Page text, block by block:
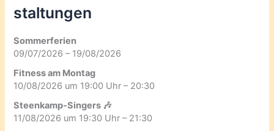
staltungen
Sommerferien
09/07/2026 – 19/08/2026
Fitness am Montag
10/08/2026 um 19:00 Uhr – 20:30
Steenkamp-Singers 🎶
11/08/2026 um 19:30 Uhr – 21:30